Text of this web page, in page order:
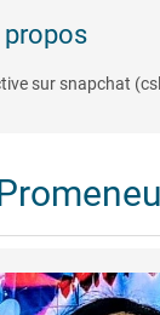
propos
sur snapchat